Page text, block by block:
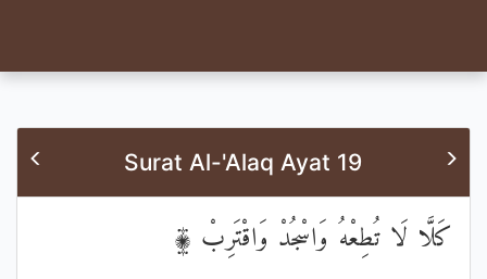
Surat Al-'Alaq Ayat 19
كَلَّا لَا تُطِعْهُ وَاسْجُدْ وَاقْتَرِبْ ۩